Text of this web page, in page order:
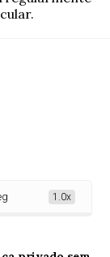
privado sem
1.0x